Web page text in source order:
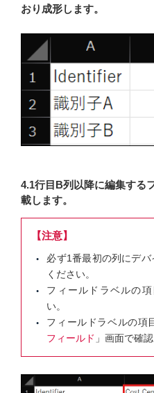
おり成形します。
4.1行目B列以降に編集する
載します。
【注意】
必ず1番最初の列にデ
ください。
フィールドラベルの
い。
フィールドラベルの項
フィールド 」画面で確